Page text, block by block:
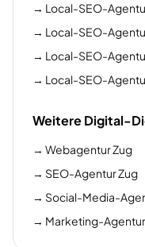
→ Local-SEO-
→ Local-SEO-
→ Local-SEO-
→ Local-SEO-
Weitere Digital-
→ Webagentur Zug
→ SEO-Agentur Zug
→ Social-Media-
→ Marketing-